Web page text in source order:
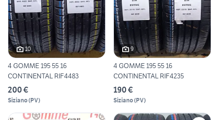
10
4 GOMME 195 55 16
CONTINENTAL RIF4483
200 €
Siziano(PV)
9
4 GOMME 195 55 16
CONTINENTAL RIF4235
190 €
Siziano(PV)